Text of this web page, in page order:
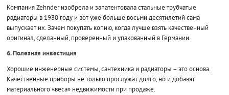
Компания Zehnder изобрела и запатентовала стальные трубчатые
радиаторы в 1930 году и вот уже больше восьми десятилетий сама
выпускает их. Зачем покупать копию, когда лучше взять качественный
оригинал, сделанный, проверенный и упакованный в Германии.
6. Полезная инвестиция
Хорошие инженерные системы, сантехника и радиаторы – это основа.
Качественные приборы не только прослужат долго, но и добавят
материального «веса» недвижимости при продаже.